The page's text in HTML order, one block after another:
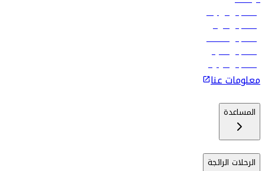
رحلات إلى تبيليسي
رحلات إلى الرياض
رحلات إلى مسقط
رحلات إلى ماليه
رحلات إلى كولومبو
معلومات عنا
المساعدة
الرحلات الرائجة